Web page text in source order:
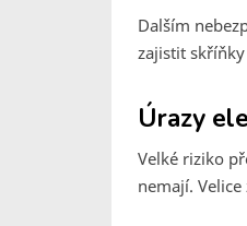
Dalším
zajistit
Úrazy
Velké riziko
nemají.